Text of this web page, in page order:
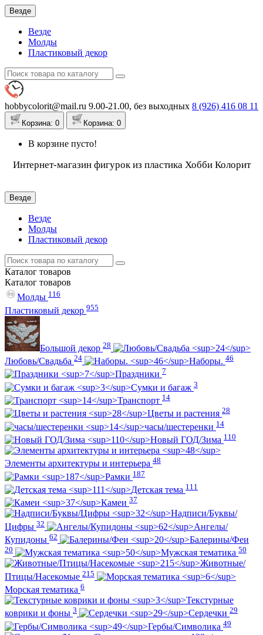
Везде
Везде
Молды
Пластиковый декор
hobbycolorit@mail.ru 9.00-21.00, без выходных 8 (926) 416 08 11
Корзина: 0 Корзина: 0
В корзине пусто!
Интернет-магазин фигурок из пластика Хобби Колорит
Везде
Везде
Молды
Пластиковый декор
Каталог товаров
Каталог товаров
Молды 116
Пластиковый декор 955
Большой декор 28
Любовь/Cвадьба 24 Наборы. 46
Праздники 7
Сумки и багаж 3
Транспорт 14
Цветы и растения 28
часы/шестеренки 14
Новый ГОД/Зима 110
Элементы архитектуры и интерьера 48
Рамки 187
Детская тема 111
Камеи 37
Надписи/Буквы/
Цифры 32
Ангелы/
Купидоны 62 Балерины/Феи
20 Мужская тематика 50
Животные/
Птицы/Насекомые 215
Морская тематика 6
Текстурные
коврики и фоны 3 Сердечки 29
Гербы/Символика 49